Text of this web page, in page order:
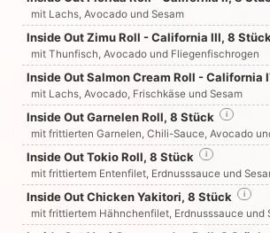
mit Lachs, Avocado und Sesam
Inside Out Zimu Roll - California III, 8 Stück
mit Thunfisch, Avocado und Fliegenfischrogen
Inside Out Salmon Cream Roll - California
mit Lachs, Avocado, Frischkäse und Sesam
Inside Out Garnelen Roll, 8 Stück i
mit frittierten Garnelen, Chili-Sauce, Avocado
Inside Out Tokio Roll, 8 Stück i
mit frittiertem Entenfilet, Erdnusssauce und
Inside Out Chicken Yakitori, 8 Stück i
mit frittiertem Hähnchenfilet, Erdnusssauce und